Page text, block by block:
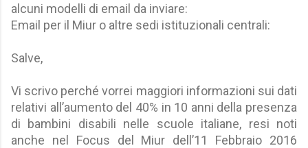
alcuni modelli di email da inviare:
Email per il Miur o altre sedi istituzionali centrali:
Salve,
Vi scrivo perché vorrei maggiori informazioni sui dati
relativi all’aumento del 40% in 10 anni della presenza
di bambini disabili nelle scuole italiane, resi noti
anche nel Focus del Miur dell’11 Febbraio 2016